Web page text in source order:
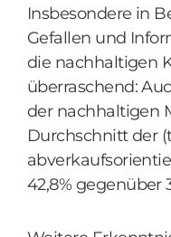
Insbesondere in
Gefallen und
die nachhaltigen
überraschend:
der nachhaltigen
Durchschnitt der
42,8% gegenüber